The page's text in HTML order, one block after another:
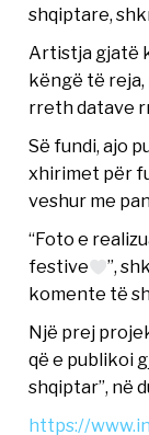
shqiptare,
Artistja gjatë
këngë të
rreth datave
Së fundi, ajo
xhirimet për
veshur me
“Foto e
festive
”,
komente të
Një prej
që e publikoi
shqiptar”, në
https://